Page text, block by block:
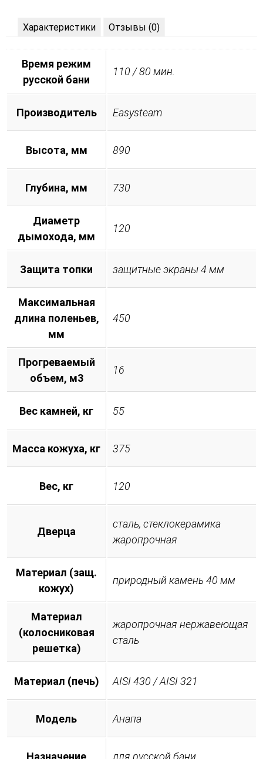
Характеристики Отзывы (0)
Время режим
русской бани
110 / 80 мин.
Производитель Easysteam
Высота, мм 890
Глубина, мм 730
Диаметр
дымохода, мм
120
Защита топки защитные экраны 4 мм
Максимальная
длина поленьев,
мм
450
Прогреваемый
объем, м3
16
Вес камней, кг 55
Масса кожуха, кг 375
Вес, кг 120
Дверца
сталь, стеклокерамика
жаропрочная
Материал (защ.
кожух)
природный камень 40 мм
Материал
(колосниковая
решетка)
жаропрочная нержавеющая
сталь
Материал (печь) AISI 430 / AISI 321
Модель Анапа
Назначение для русской бани